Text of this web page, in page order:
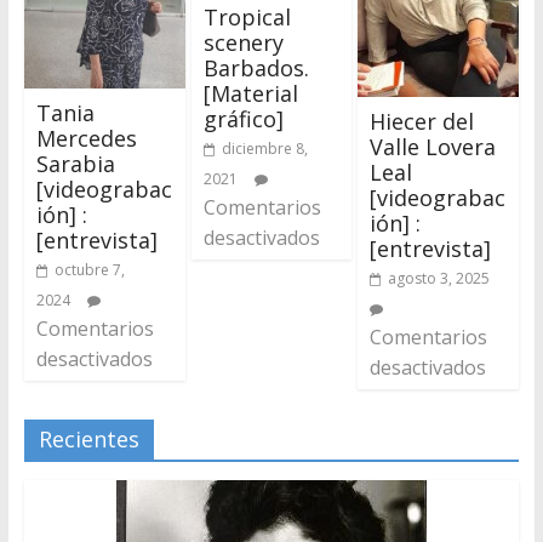
Tania
Mercedes
Sarabia
[videograbac
ión] :
[entrevista]
octubre 7,
2024
Comentarios
desactivados
Tropical
scenery
Barbados.
[Material
gráfico]
diciembre 8,
2021
Comentarios
desactivados
Hiecer del
Valle Lovera
Leal
[videograbac
ión] :
[entrevista]
agosto 3, 2025
Comentarios
desactivados
Recientes